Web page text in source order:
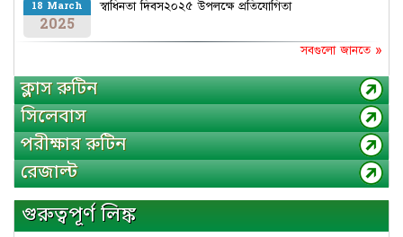
18 March
2025
স্বাধিনতা দিবস২০২৫ উপলক্ষে প্রতিযোগিতা
সবগুলো জানতে »
ক্লাস রুটিন
সিলেবাস
পরীক্ষার রুটিন
রেজাল্ট
গুরুত্বপূর্ণ লিঙ্ক